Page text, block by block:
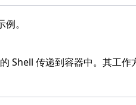
。
Shell 传递到容器中。其工作